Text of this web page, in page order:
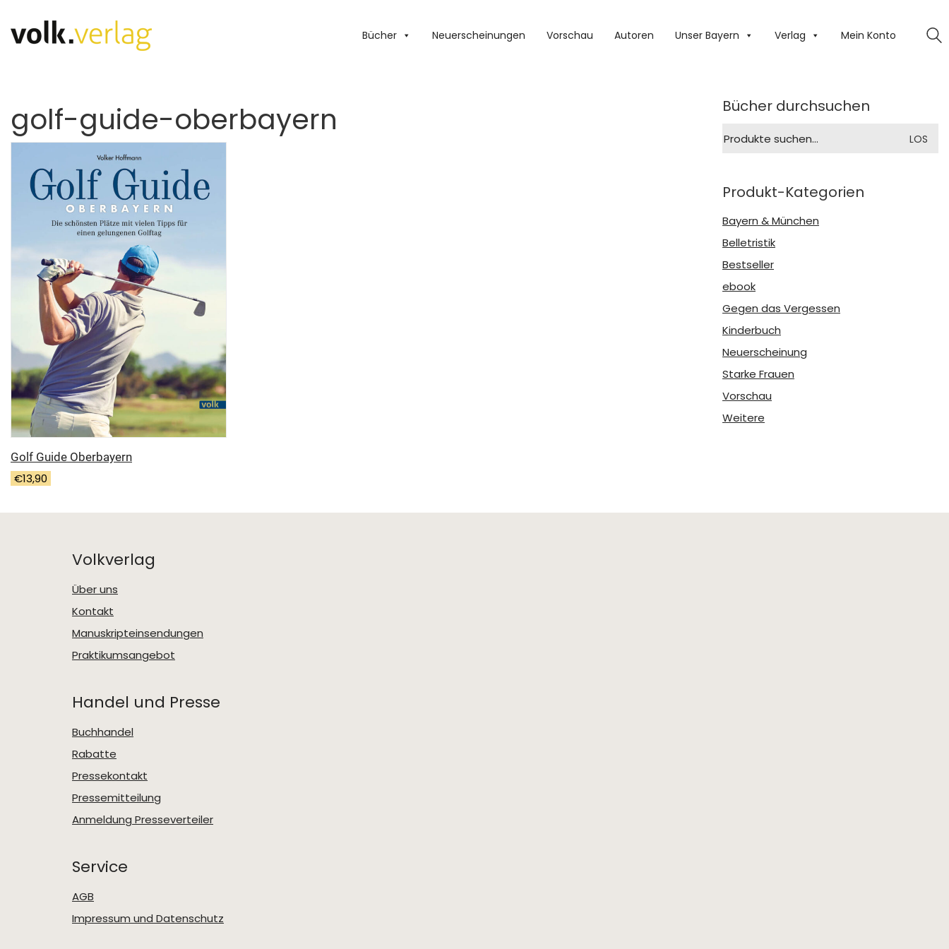
Bücher Neuerscheinungen Vorschau Autoren Unser Bayern Verlag Mein Konto
golf-guide-oberbayern
Golf Guide Oberbayern
€13,90
Bücher durchsuchen
nach:
LOS
Produkt-Kategorien
Bayern & München
Belletristik
Bestseller
ebook
Gegen das Vergessen
Kinderbuch
Neuerscheinung
Starke Frauen
Vorschau
Weitere
Volkverlag
Über uns
Kontakt
Manuskripteinsendungen
Praktikumsangebot
Handel und Presse
Buchhandel
Rabatte
Pressekontakt
Pressemitteilung
Anmeldung Presseverteiler
Service
AGB
Impressum und Datenschutz